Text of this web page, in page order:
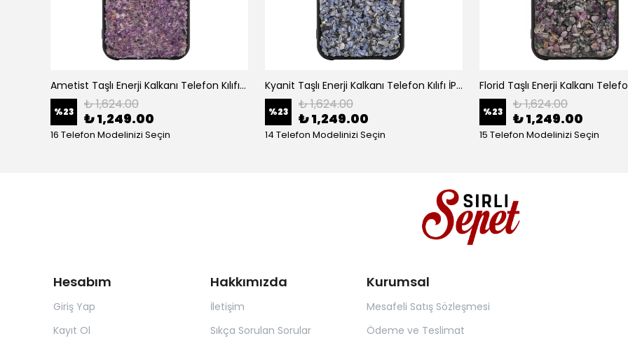
Ametist Taşlı Enerji Kalkanı Telefon Kılıfı iPhone (Stonyx)
%23 ₺ 1,624.00
₺ 1,249.00
16 Telefon Modelinizi Seçin
Kyanit Taşlı Enerji Kalkanı Telefon Kılıfı İPhone (Stonyx)
%23 ₺ 1,624.00
₺ 1,249.00
14 Telefon Modelinizi Seçin
%23 ₺ 1,624.00
₺ 1,249.00
15 Telefon Modelinizi Seçin
Hesabım
Giriş Yap
Kayıt Ol
Hakkımızda
İletişim
Sıkça Sorulan Sorular
Kurumsal
Mesafeli Satış Sözleşmesi
Ödeme ve Teslimat